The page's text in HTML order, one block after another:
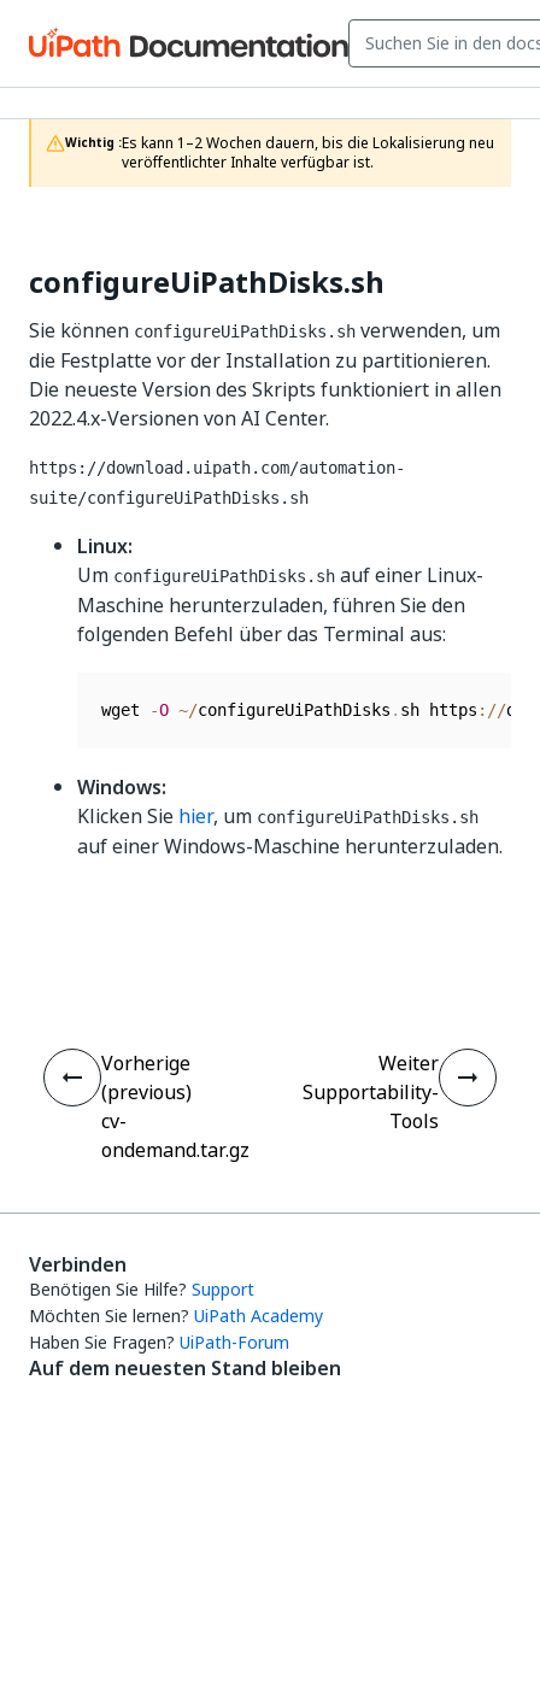
Wichtig :Es kann 1–2 Wochen dauern, bis die Lokalisierung neu
veröffentlichter Inhalte verfügbar ist.
configureUiPathDisks.sh
Sie können configureUiPathDisks.sh verwenden, um
die Festplatte vor der Installation zu partitionieren.
Die neueste Version des Skripts funktioniert in allen
2022.4.x-Versionen von AI Center.
https://download.uipath.com/automation-
suite/configureUiPathDisks.sh
Linux:
Um configureUiPathDisks.sh auf einer Linux-
Maschine herunterzuladen, führen Sie den
folgenden Befehl über das Terminal aus:
wget -O ~/configureUiPathDisks . sh https : //
Windows:
Klicken Sie hier, um configureUiPathDisks.sh
auf einer Windows-Maschine herunterzuladen.
Vorherige
(previous)
cv-
ondemand.tar.gz
Weiter
Supportability-
Tools
Verbinden
Benötigen Sie Hilfe? Support
Möchten Sie lernen? UiPath Academy
Haben Sie Fragen? UiPath-Forum
Auf dem neuesten Stand bleiben